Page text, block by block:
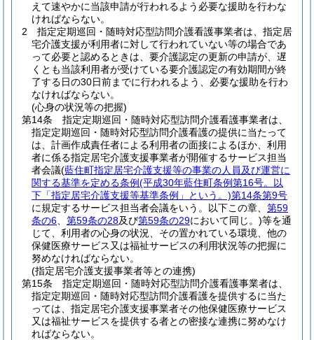
えて速やかに当該申請が行われるよう必要な援助を行わな
ければならない。
2
指定定期巡回・随時対応型訪問介護看護事業者は、指定居
宅介護支援が利用者に対して行われていない等の場合であ
って必要と認めるときは、要介護認定の更新の申請が、遅
くとも当該利用者が受けている要介護認定の有効期間が終
了する日の30日前までに行われるよう、必要な援助を行わ
なければならない。
(心身の状況等の把握)
第14条
指定定期巡回・随時対応型訪問介護看護事業者は、
指定定期巡回・随時対応型訪問介護看護の提供に当たって
は、計画作成責任者による利用者の面接によるほか、利用
者に係る指定居宅介護支援事業者が開催するサービス担当
者会議(藍住町指定居宅介護支援等の事業の人員及び運営に
関する基準を定める条例(平成30年藍住町条例第16号。以
下「指定居宅介護支援等基準条例」という。)第14条第9号
に規定するサービス担当者会議をいう。以下この章、 第59
条の6
第59条の28及び第59条の29において同じ。)等を通
じて、利用者の心身の状況、その置かれている環境、他の
保健医療サービス又は福祉サービスの利用状況等の把握に
努めなければならない。
(指定居宅介護支援事業者等との連携)
第15条
指定定期巡回・随時対応型訪問介護看護事業者は、
指定定期巡回・随時対応型訪問介護看護を提供するに当た
っては、指定居宅介護支援事業者その他保健医療サービス
又は福祉サービスを提供する者との密接な連携に努めなけ
ればならない。